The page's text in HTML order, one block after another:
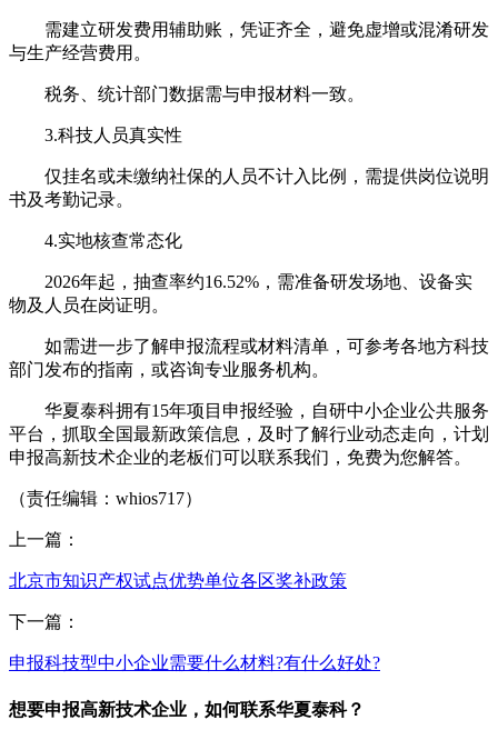
需建立研发费用辅助账，凭证齐全，避免虚增或混淆研发
与生产经营费用。
税务、统计部门数据需与申报材料一致。
3.科技人员真实性
仅挂名或未缴纳社保的人员不计入比例，需提供岗位说明
书及考勤记录。
4.实地核查常态化
2026年起，抽查率约16.52%，需准备研发场地、设备实
物及人员在岗证明。
如需进一步了解申报流程或材料清单，可参考各地方科技
部门发布的指南，或咨询专业服务机构。
华夏泰科拥有15年项目申报经验，自研中小企业公共服务
平台，抓取全国最新政策信息，及时了解行业动态走向，计划
申报高新技术企业的老板们可以联系我们，免费为您解答。
（责任编辑：whios717）
上一篇：
北京市知识产权试点优势单位各区奖补政策
下一篇：
申报科技型中小企业需要什么材料?有什么好处?
想要申报高新技术企业，如何联系华夏泰科？